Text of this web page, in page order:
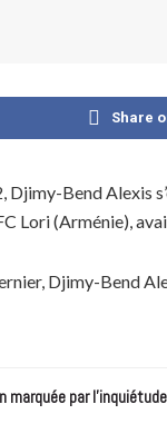
Share
Bend Alexis
Lori (Arménie),
Djimy-Bend
marquée par